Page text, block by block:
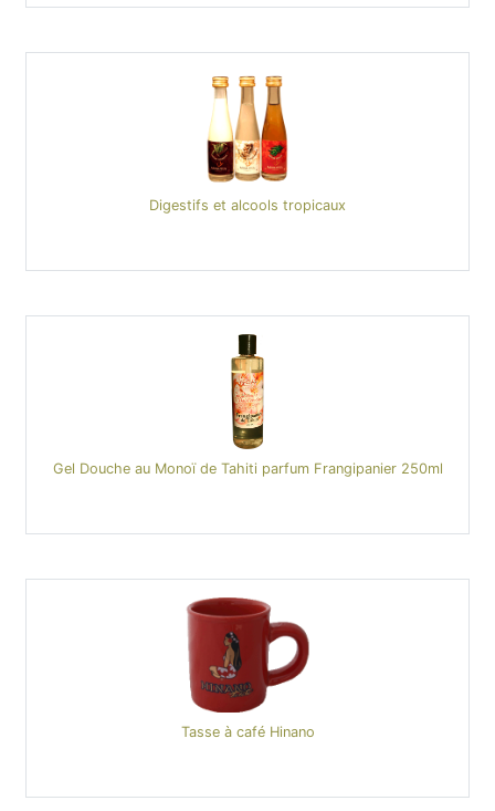
Digestifs et alcools tropicaux
Gel Douche au Monoï de Tahiti parfum Frangipanier 250ml
Tasse à café Hinano